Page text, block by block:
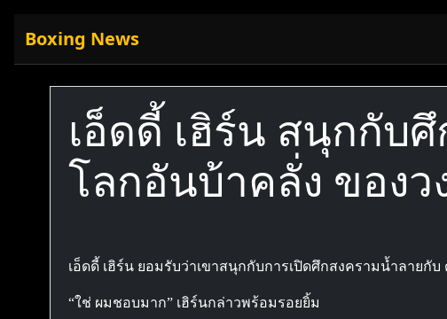
Boxing News
เอ็ดดี้ เฮิร์น สนุกกับ
โลกอันบ้าคลั่ง ของว
เอ็ดดี้ เฮิร์น ยอมรับว่าเขาสนุกกับการเปิดศึกสงครามน้ำลายกับ
“ใช่ ผมชอบมาก” เฮิร์นกล่าวพร้อมรอยยิ้ม